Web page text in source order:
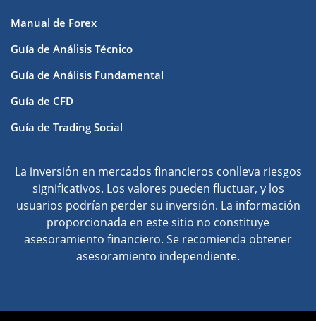
Manual de Forex
Guía de Análisis Técnico
Guía de Análisis Fundamental
Guía de CFD
Guía de Trading Social
La inversión en mercados financieros conlleva riesgos
significativos. Los valores pueden fluctuar, y los
usuarios podrían perder su inversión. La información
proporcionada en este sitio no constituye
asesoramiento financiero. Se recomienda obtener
asesoramiento independiente.